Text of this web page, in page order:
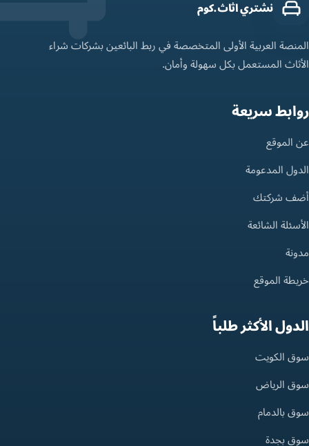
نشتري اثاث.كوم
المنصة العربية الأولى المتخصصة في ربط البائعين بشركات شراء
الأثاث المستعمل بكل سهولة وأمان.
روابط سريعة
عن الموقع
الدول المدعومة
أضف شركتك
الأسئلة الشائعة
مدونة
خريطة الموقع
الدول الأكثر طلباً
سوق الكويت
سوق الرياض
سوق بالدمام
سوق بجدة